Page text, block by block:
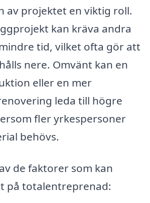
av projektet en viktig roll.
kan kräva andra
tid, vilket ofta gör att
nere. Omvänt kan en
eller en mer
leda till högre
fler yrkespersoner
behövs.
de faktorer som kan
på totalentreprenad: